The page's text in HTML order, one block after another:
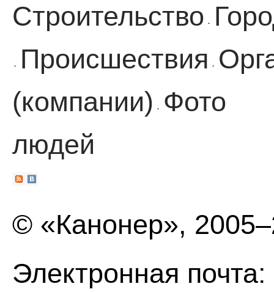
Строительство ·
· Происшествия ·
(компании)
·
Фото
людей
© «Канонер»,
Электронная почта: